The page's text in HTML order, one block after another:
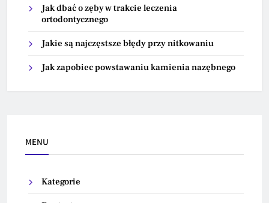
Jak dbać o zęby w trakcie leczenia
ortodontycznego
Jakie są najczęstsze błędy przy nitkowaniu
Jak zapobiec powstawaniu kamienia nazębnego
MENU
Kategorie